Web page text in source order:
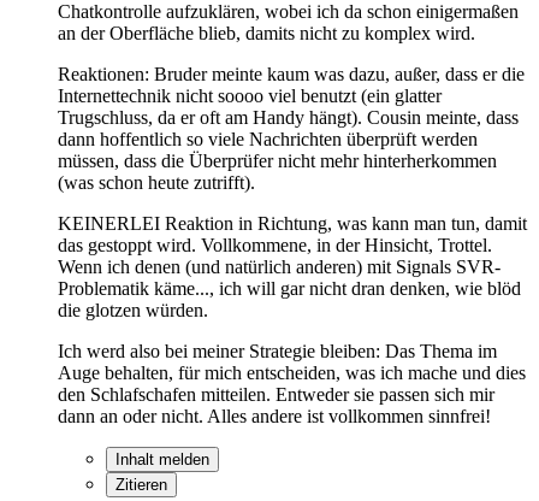
Chatkontrolle aufzuklären, wobei ich da schon einigermaßen
an der Oberfläche blieb, damits nicht zu komplex wird.
Reaktionen: Bruder meinte kaum was dazu, außer, dass er die
Internettechnik nicht soooo viel benutzt (ein glatter
Trugschluss, da er oft am Handy hängt). Cousin meinte, dass
dann hoffentlich so viele Nachrichten überprüft werden
müssen, dass die Überprüfer nicht mehr hinterherkommen
(was schon heute zutrifft).
KEINERLEI Reaktion in Richtung, was kann man tun, damit
das gestoppt wird. Vollkommene, in der Hinsicht, Trottel.
Wenn ich denen (und natürlich anderen) mit Signals SVR-
Problematik käme..., ich will gar nicht dran denken, wie blöd
die glotzen würden.
Ich werd also bei meiner Strategie bleiben: Das Thema im
Auge behalten, für mich entscheiden, was ich mache und dies
den Schlafschafen mitteilen. Entweder sie passen sich mir
dann an oder nicht. Alles andere ist vollkommen sinnfrei!
Inhalt melden
Zitieren